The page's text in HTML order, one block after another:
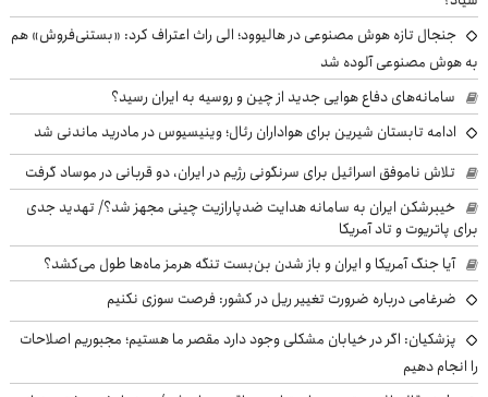
جنجال تازه هوش مصنوعی در هالیوود؛ الی راث اعتراف کرد: «بستنی‌فروش» هم
به هوش مصنوعی آلوده شد
سامانه‌های دفاع هوایی جدید از چین و روسیه به ایران رسید؟
ادامه تابستان شیرین برای هواداران رئال؛ وینیسیوس در مادرید ماندنی شد
تلاش ناموفق اسرائیل برای سرنگونی رژیم در ایران، دو قربانی در موساد گرفت
خیبرشکن ایران به سامانه هدایت ضدپارازیت چینی مجهز شد؟/ تهدید جدی
برای پاتریوت و تاد آمریکا
آیا جنگ آمریکا و ایران و باز شدن بن‌بست تنگه هرمز ماه‌ها طول می‌کشد؟
ضرغامی درباره ضرورت تغییر ریل در کشور: فرصت سوزی نکنیم
پزشکیان: اگر در خیابان مشکلی وجود دارد مقصر ما هستیم؛ مجبوریم اصلاحات
را انجام دهیم